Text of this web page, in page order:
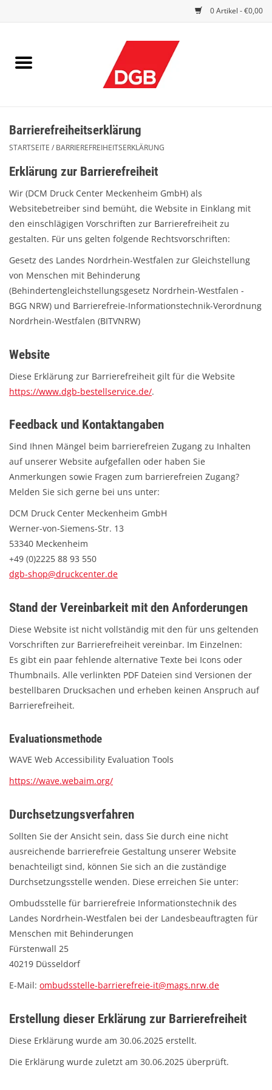
0 Artikel - €0,00
EINBLICK
DGB FRAUEN
WERBEMITTEL / GIVE AWAYS
HANDWERK
TARIFWENDE
INITIATIVE „MENSCH“
GEWERKSCHAFTEN FÜR DEN
VEREINBARKEIT GESTALTEN
MIETENSTOPP
Barrierefreiheitserklärung
STARTSEITE / BARRIEREFREIHEITSERKLÄRUNG
Erklärung zur Barrierefreiheit
Wir (DCM Druck Center Meckenheim GmbH) als
Websitebetreiber sind bemüht, die Website in Einklang mit
den einschlägigen Vorschriften zur Barrierefreiheit zu
gestalten. Für uns gelten folgende Rechtsvorschriften:
Gesetz des Landes Nordrhein-Westfalen zur Gleichstellung
von Menschen mit Behinderung
(Behindertengleichstellungsgesetz Nordrhein-Westfalen -
BGG NRW) und Barrierefreie-Informationstechnik-Verordnung
Nordrhein-Westfalen (BITVNRW)
Website
Diese Erklärung zur Barrierefreiheit gilt für die Website
https://www.dgb-bestellservice.de/.
Feedback und Kontaktangaben
Sind Ihnen Mängel beim barrierefreien Zugang zu Inhalten
auf unserer Website aufgefallen oder haben Sie
Anmerkungen sowie Fragen zum barrierefreien Zugang?
Melden Sie sich gerne bei uns unter:
DCM Druck Center Meckenheim GmbH
Werner-von-Siemens-Str. 13
53340 Meckenheim
+49 (0)2225 88 93 550
dgb-shop@druckcenter.de
Stand der Vereinbarkeit mit den Anforderungen
Diese Website ist nicht vollständig mit den für uns geltenden
Vorschriften zur Barrierefreiheit vereinbar. Im Einzelnen:
Es gibt ein paar fehlende alternative Texte bei Icons oder
Thumbnails. Alle verlinkten PDF Dateien sind Versionen der
bestellbaren Drucksachen und erheben keinen Anspruch auf
Barrierefreiheit.
Evaluationsmethode
WAVE Web Accessibility Evaluation Tools
https://wave.webaim.org/
Durchsetzungsverfahren
Sollten Sie der Ansicht sein, dass Sie durch eine nicht
ausreichende barrierefreie Gestaltung unserer Website
benachteiligt sind, können Sie sich an die zuständige
Durchsetzungsstelle wenden. Diese erreichen Sie unter:
Ombudsstelle für barrierefreie Informationstechnik des
Landes Nordrhein-Westfalen bei der Landesbeauftragten für
Menschen mit Behinderungen
Fürstenwall 25
40219 Düsseldorf
E-Mail: ombudsstelle-barrierefreie-it@mags.nrw.de
Erstellung dieser Erklärung zur Barrierefreiheit
Diese Erklärung wurde am 30.06.2025 erstellt.
Die Erklärung wurde zuletzt am 30.06.2025 überprüft.